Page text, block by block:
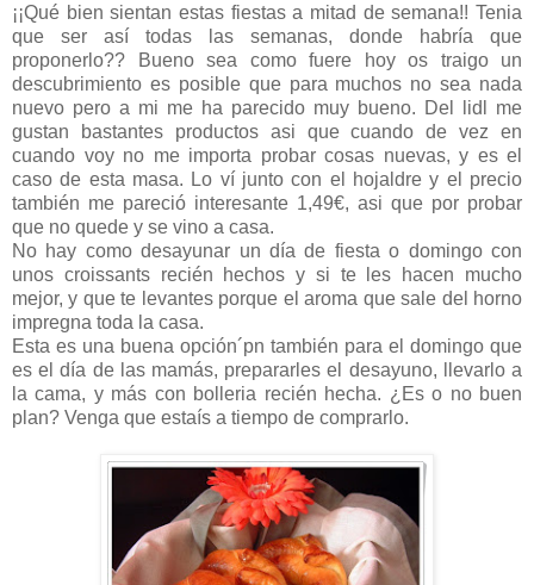
¡¡Qué bien sientan estas fiestas a mitad de semana!! Tenia
que ser así todas las semanas, donde habría que
proponerlo?? Bueno sea como fuere hoy os traigo un
descubrimiento es posible que para muchos no sea nada
nuevo pero a mi me ha parecido muy bueno. Del lidl me
gustan bastantes productos asi que cuando de vez en
cuando voy no me importa probar cosas nuevas, y es el
caso de esta masa. Lo ví junto con el hojaldre y el precio
también me pareció interesante 1,49€, asi que por probar
que no quede y se vino a casa.
No hay como desayunar un día de fiesta o domingo con
unos croissants recién hechos y si te les hacen mucho
mejor, y que te levantes porque el aroma que sale del horno
impregna toda la casa.
Esta es una buena opción´pn también para el domingo que
es el día de las mamás, prepararles el desayuno, llevarlo a
la cama, y más con bolleria recién hecha. ¿Es o no buen
plan? Venga que estaís a tiempo de comprarlo.